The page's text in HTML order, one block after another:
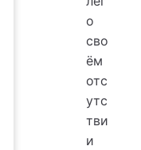
о
сво
ём
отс
утс
тви
и